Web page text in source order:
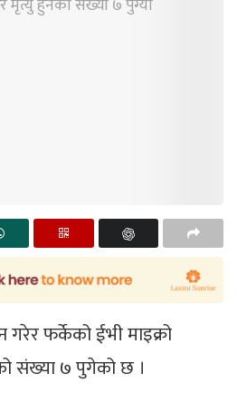
गरेर फर्केको ईभी माइक्रो
संख्या ७ पुगेको छ ।